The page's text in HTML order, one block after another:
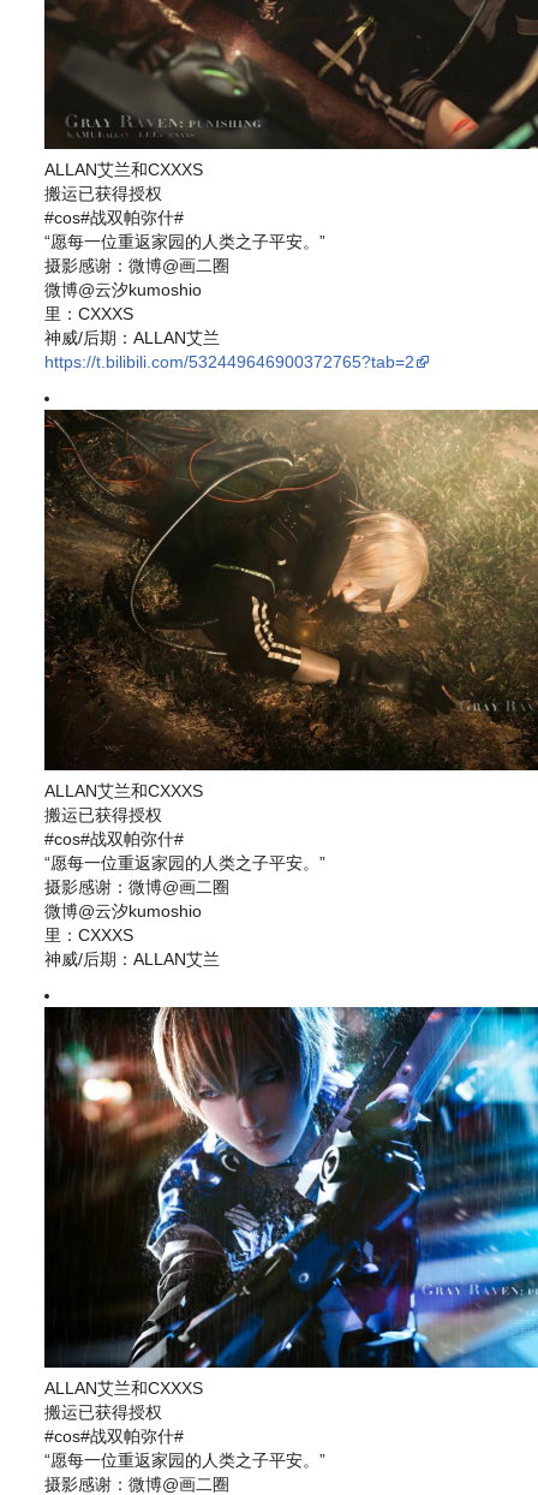
ALLAN艾兰和CXXXS
搬运已获得授权
#cos#战双帕弥什#
“愿每一位重返家园的人类之子平安。”
摄影感谢：微博@画二圈
微博@云汐kumoshio
里：CXXXS
神威/后期：ALLAN艾兰
https://t.bilibili.com/532449646900372765?tab=2
ALLAN艾兰和CXXXS
搬运已获得授权
#cos#战双帕弥什#
“愿每一位重返家园的人类之子平安。”
摄影感谢：微博@画二圈
微博@云汐kumoshio
里：CXXXS
神威/后期：ALLAN艾兰
ALLAN艾兰和CXXXS
搬运已获得授权
#cos#战双帕弥什#
“愿每一位重返家园的人类之子平安。”
摄影感谢：微博@画二圈